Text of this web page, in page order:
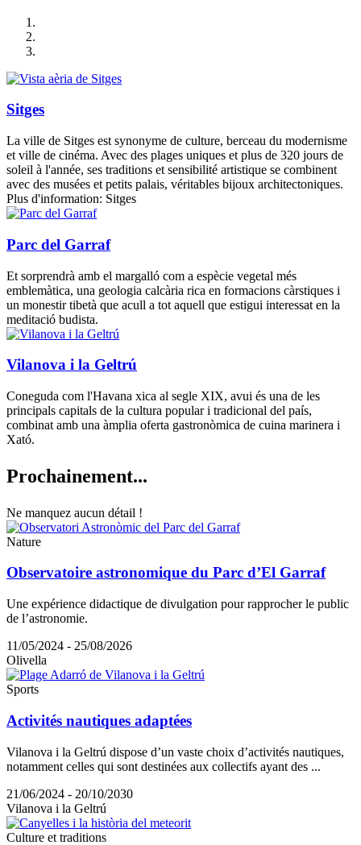
Sitges
La ville de Sitges est synonyme de culture, berceau du modernisme
et ville de cinéma. Avec des plages uniques et plus de 320 jours de
soleil à l'année, ses traditions et sensibilité artistique se combinent
avec des musées et petits palais, véritables bijoux architectoniques.
Plus d'information: Sitges
Parc del Garraf
Et sorprendrà amb el margalló com a espècie vegetal més
emblemàtica, una geologia calcària rica en formacions càrstiques i
un monestir tibetà que acull a tot aquell que estigui interessat en la
meditació budista.
Vilanova i la Geltrú
Coneguda com l'Havana xica al segle XIX, avui és una de les
principals capitals de la cultura popular i tradicional del país,
combinat amb una àmplia oferta gastronòmica de cuina marinera i
Xató.
Prochainement...
Ne manquez aucun détail !
Nature
Observatoire astronomique du Parc d’El Garraf
Une expérience didactique de divulgation pour rapprocher le public
de l’astronomie.
11/05/2024 - 25/08/2026
Olivella
Sports
Activités nautiques adaptées
Vilanova i la Geltrú dispose d’un vaste choix d’activités nautiques,
notamment celles qui sont destinées aux collectifs ayant des ...
21/06/2024 - 20/10/2030
Vilanova i la Geltrú
Culture et traditions